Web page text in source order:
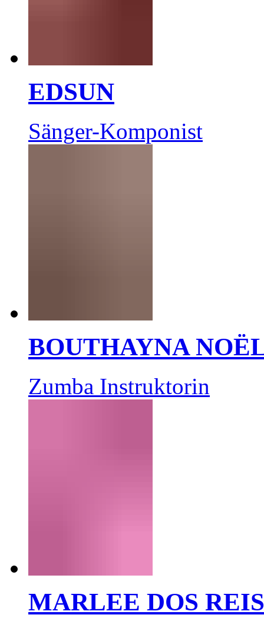
EDSUN
Sänger-Komponist
BOUTHAYNA
Zumba Instruktorin
MARLEE DOS REIS